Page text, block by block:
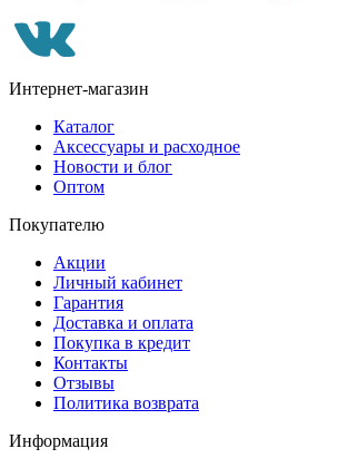
Интернет-магазин
Каталог
Аксессуары и расходное
Новости и блог
Оптом
Покупателю
Акции
Личный кабинет
Гарантия
Доставка и оплата
Покупка в кредит
Контакты
Отзывы
Политика возврата
Информация